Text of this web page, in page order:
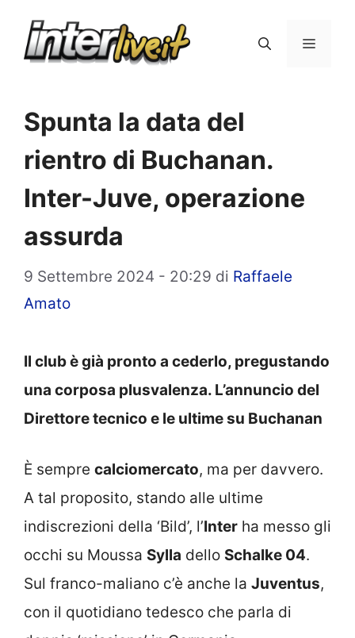
Menu
Spunta la data del
rientro di Buchanan.
Inter-Juve, operazione
assurda
9 Settembre 2024 - 20:29 di Raffaele
Amato
Il club è già pronto a cederlo, pregustando
una corposa plusvalenza. L’annuncio del
Direttore tecnico e le ultime su Buchanan
È sempre calciomercato, ma per davvero.
A tal proposito, stando alle ultime
indiscrezioni della ‘Bild’, l’Inter ha messo gli
occhi su Moussa Sylla dello Schalke 04.
Sul franco-maliano c’è anche la Juventus,
con il quotidiano tedesco che parla di